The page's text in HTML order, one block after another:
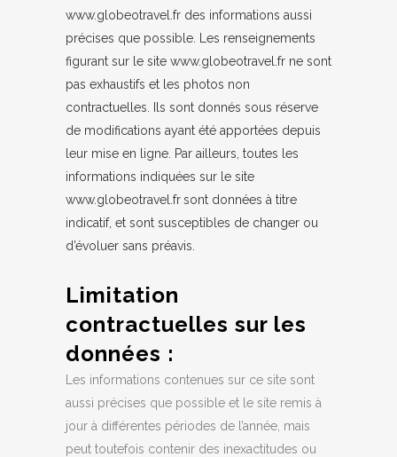
www.globeotravel.fr des informations aussi
précises que possible. Les renseignements
figurant sur le site www.globeotravel.fr ne sont
pas exhaustifs et les photos non
contractuelles. Ils sont donnés sous réserve
de modifications ayant été apportées depuis
leur mise en ligne. Par ailleurs, toutes les
informations indiquées sur le site
www.globeotravel.frsont données à titre
indicatif, et sont susceptibles de changer ou
d’évoluer sans préavis.
Limitation
contractuelles sur les
données :
Les informations contenues sur ce site sont
aussi précises que possible et le site remis à
jour à différentes périodes de l’année, mais
peut toutefois contenir des inexactitudes ou